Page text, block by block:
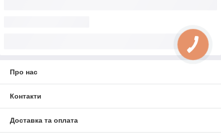
Про нас
Контакти
Доставка та оплата